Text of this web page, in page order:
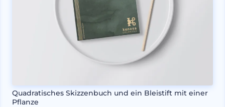
Quadratisches Skizzenbuch und ein Bleistift mit einer
Pflanze